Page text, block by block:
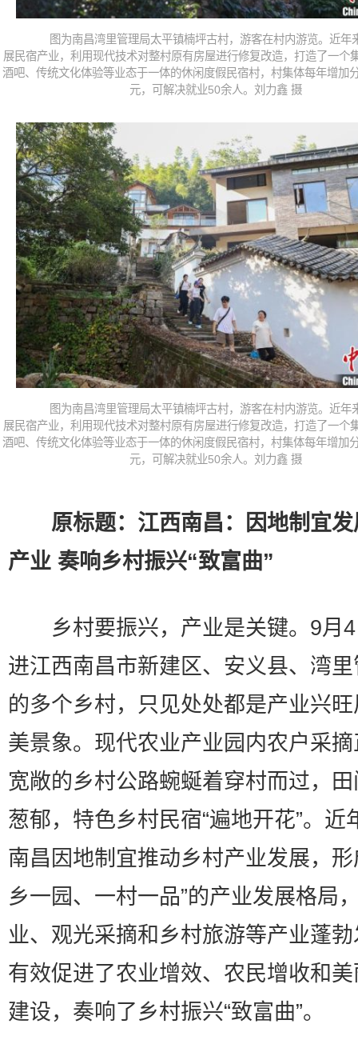
图为南昌湾里管理局太平镇楠坪古村，游客在村内游览。近年
展民宿产业，利用现代技术对整村原有房屋进行修复改造，打造了一个
酒吧、传统文化体验等业态于一体的休闲度假民宿村，村集体每年增加
元，可解决就业50余人。刘力鑫 摄
图为南昌湾里管理局太平镇楠坪古村，游客在村内游览。近年
展民宿产业，利用现代技术对整村原有房屋进行修复改造，打造了一个
酒吧、传统文化体验等业态于一体的休闲度假民宿村，村集体每年增加
元，可解决就业50余人。刘力鑫 摄
原标题：江西南昌：因地制宜发
产业 奏响乡村振兴“致富曲”
乡村要振兴，产业是关键。9月4
进江西南昌市新建区、安义县、湾
的多个乡村，只见处处都是产业兴
美景象。现代农业产业园内农户采
宽敞的乡村公路蜿蜒着穿村而过，
葱郁，特色乡村民宿“遍地开花”。近
南昌因地制宜推动乡村产业发展，形
乡一园、一村一品”的产业发展格局
业、观光采摘和乡村旅游等产业蓬
有效促进了农业增效、农民增收和
建设，奏响了乡村振兴“致富曲”。